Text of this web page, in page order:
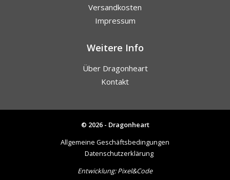
Versandkosten
Impressum
Weitere Info
Über Dragonheart
Kontakt
© 2026 - Dragonheart
Allgemeine Geschäftsbedingungen
Datenschutzerklärung
Entwicklung:Pixel&Code